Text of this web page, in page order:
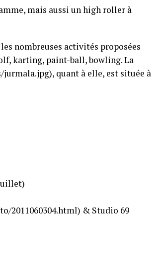
mais aussi un high roller à
nombreuses activités proposées
karting, paint-ball, bowling. La
quant à elle, est située à
2011060304.html) & Studio 69